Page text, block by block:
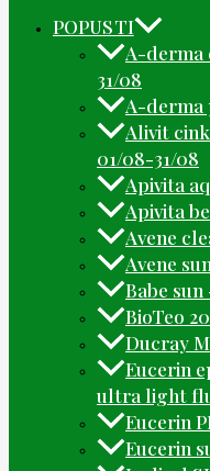
POPUSTI
A-derma
31/08
A-derma
Alivit
01/08-31/08
Apivita
Apivita
Avene
Avene
Babe sun
BioTeo
Ducray
Eucerin
ultra light
Eucerin
Eucerin